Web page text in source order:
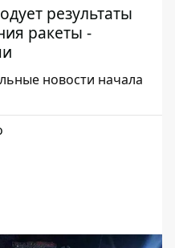
результаты
ракеты -
новости начала